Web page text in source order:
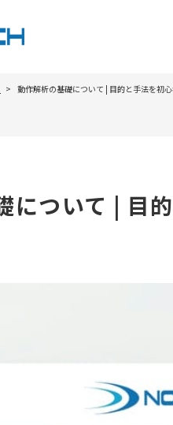
動作解析の基礎について | 目的と手法を初
について | 目